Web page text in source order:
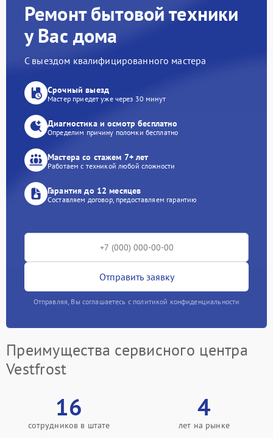
Ремонт бытовой техники
у Вас дома
С выездом квалифицированного мастера
Срочный выезд
Мастер приедет уже через 30 минут
Диагностика и осмотр бесплатно
Определим причину поломки бесплатно
Мастера со стажем 7+ лет
Работаем с техникой любой сложности
Гарантия до 12 месяцев
Составляем договор, предоставляем гарантию
Отправить заявку
Отправляя, Вы соглашаетесь с политикой конфиденциальности
Преимущества сервисного центра
Vestfrost
16
сотрудников в штате
4
лет на рынке